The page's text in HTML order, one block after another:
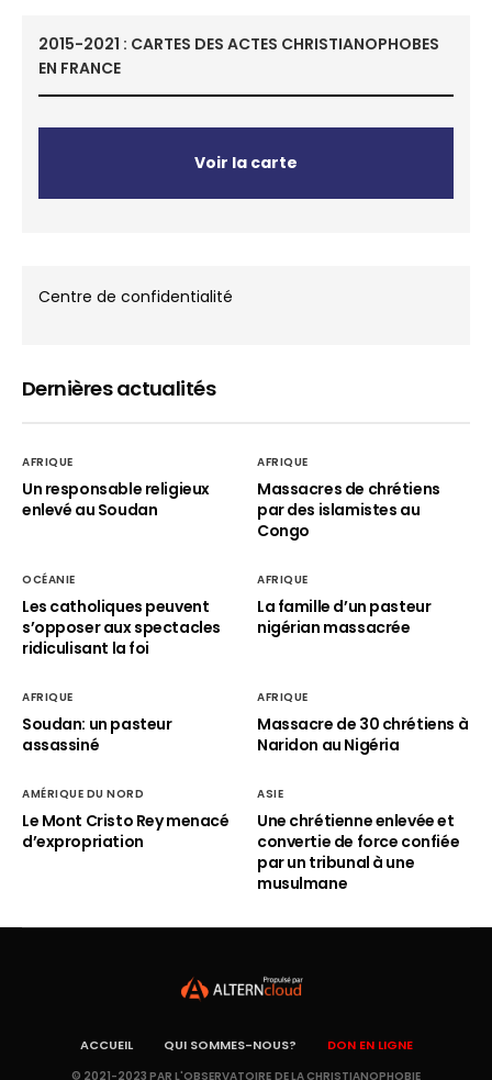
2015-2021 : CARTES DES ACTES CHRISTIANOPHOBES
EN FRANCE
Voir la carte
Centre de confidentialité
Dernières actualités
AFRIQUE
Un responsable religieux
enlevé au Soudan
AFRIQUE
Massacres de chrétiens
par des islamistes au
Congo
OCÉANIE
Les catholiques peuvent
s’opposer aux spectacles
ridiculisant la foi
AFRIQUE
La famille d’un pasteur
nigérian massacrée
AFRIQUE
Soudan: un pasteur
assassiné
AFRIQUE
Massacre de 30 chrétiens à
Naridon au Nigéria
AMÉRIQUE DU NORD
Le Mont Cristo Rey menacé
d’expropriation
ASIE
Une chrétienne enlevée et
convertie de force confiée
par un tribunal à une
musulmane
ACCUEIL QUI SOMMES-NOUS? DON EN LIGNE
© 2021-2023 PAR L'OBSERVATOIRE DE LA CHRISTIANOPHOBIE